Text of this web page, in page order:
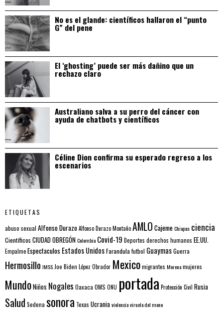
No es el glande: científicos hallaron el “punto
G” del pene
El ‘ghosting’ puede ser más dañino que un
rechazo claro
Australiano salva a su perro del cáncer con
ayuda de chatbots y científicos
Céline Dion confirma su esperado regreso a los
escenarios
ETIQUETAS
abuso sexual Alfonso DurazoAlfonso Durazo MontañoAMLO CajemeChiapas ciencia
Científicos CIUDAD OBREGÓNColombia Covid-19 Deportes derechos humanos EE.UU.
EmpalmeEspectaculos Estados UnidosFarandula futbol GuaymasGuerra
Hermosillo IMSS Joe Biden López Obrador Mexicomigrantes Morenamujeres
MundoNiños Nogales Oaxaca OMS ONU portada Protección Civil Rusia
Salud Sedena sonora Texas Ucraniaviolenciaviruela del mono